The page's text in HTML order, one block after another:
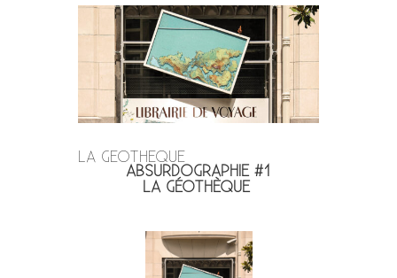
LA GEOTHEQUE
ABSURDOGRAPHIE #1
LA GÉOTHÈQUE